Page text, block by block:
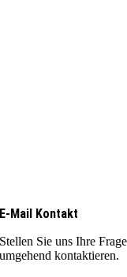
E-Mail Kontakt
Stellen Sie uns Ihre
umgehend kontaktieren.